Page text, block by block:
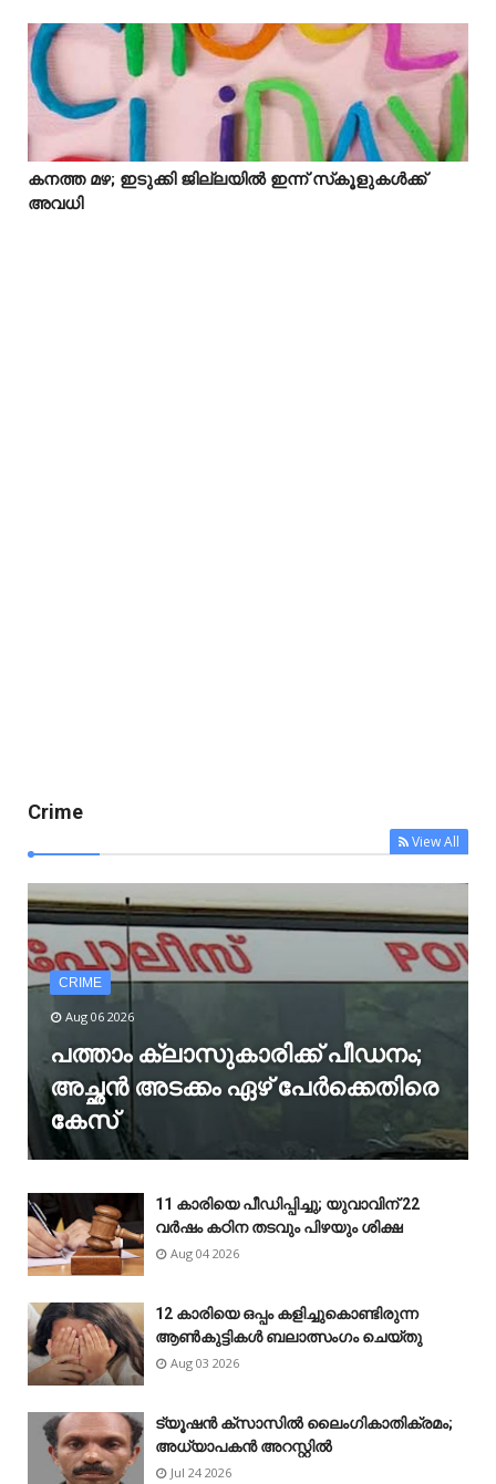
  
കനത്ത മഴ; ഇടുക്കി ജില്ലയിൽ ഇന്ന് സ്‌കൂളുകൾക്ക്
അവധി
Crime
View All
CRIME
Aug 06 2026
പത്താം ക്ലാസുകാരിക്ക് പീഡനം;
അച്ഛൻ അടക്കം ഏഴ് പേർക്കെതിരെ
കേസ്
11 കാരിയെ പീഡിപ്പിച്ചു; യുവാവിന് 22
വർഷം കഠിന തടവും പിഴയും ശിക്ഷ
Aug 04 2026
12 കാരിയെ ഒപ്പം കളിച്ചുകൊണ്ടിരുന്ന
ആൺകുട്ടികൾ ബലാത്സംഗം ചെയ്‌തു
Aug 03 2026
ട്യൂഷൻ ക്സാസിൽ ലൈംഗികാതിക്രമം;
അധ്യാപകൻ അറസ്റ്റിൽ
Jul 24 2026